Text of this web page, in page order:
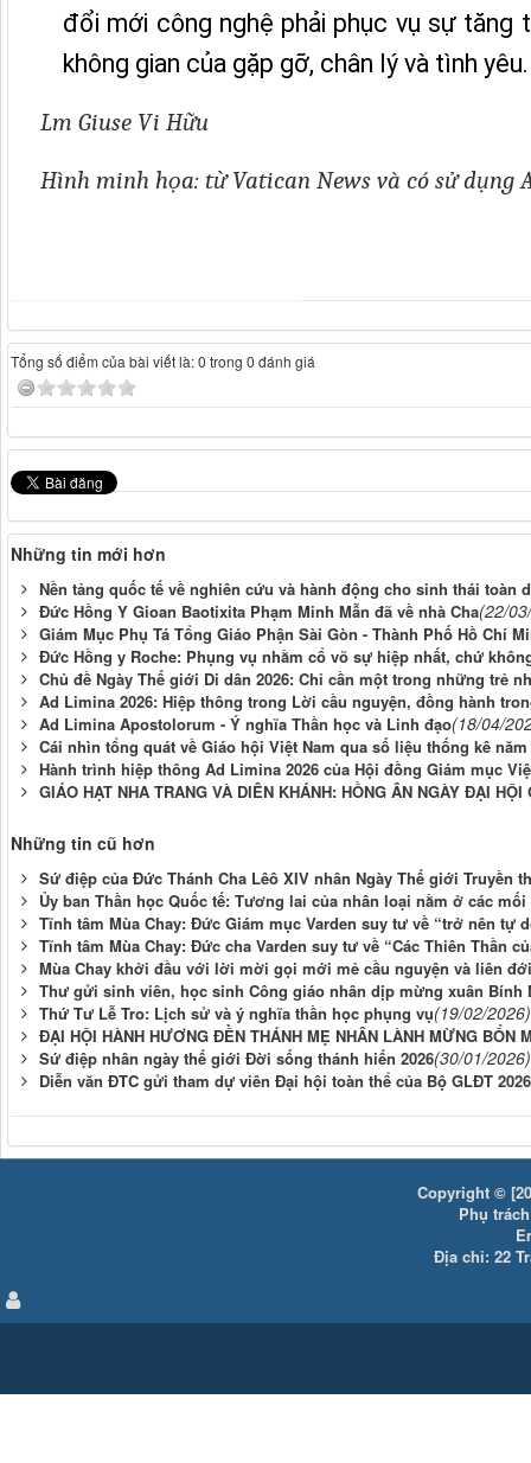
đổi mới công nghệ phải phục vụ sự
không gian của gặp gỡ, chân lý và tình yêu.
Lm Giuse Vi Hữu
Hình minh họa: từ Vatican News và có sử dụng
Tổng số điểm của bài viết là: 0 trong 0 đánh giá
Những tin mới hơn
Nền tảng quốc tế về nghiên cứu và hành động cho sinh thái toàn
Đức Hồng Y Gioan Baotixita Phạm Minh Mẫn đã về nhà Cha(22/
Giám Mục Phụ Tá Tổng Giáo Phận Sài Gòn - Thành Phố Hồ Chí
Đức Hồng y Roche: Phụng vụ nhằm cổ võ sự hiệp nhất, chứ
Chủ đề Ngày Thế giới Di dân 2026: Chỉ cần một trong những trẻ
Ad Limina 2026: Hiệp thông trong Lời cầu nguyện, đồng hành
Ad Limina Apostolorum - Ý nghĩa Thần học và Linh đạo(18/04/
Cái nhìn tổng quát về Giáo hội Việt Nam qua số liệu thống kê năm
Hành trình hiệp thông Ad Limina 2026 của Hội đồng Giám mục
GIÁO HẠT NHA TRANG VÀ DIÊN KHÁNH: HỒNG ÂN NGÀY ĐẠI
Những tin cũ hơn
Sứ điệp của Đức Thánh Cha Lêô XIV nhân Ngày Thế giới Truyền
Ủy ban Thần học Quốc tế: Tương lai của nhân loại nằm ở các
Tĩnh tâm Mùa Chay: Đức Giám mục Varden suy tư về “trở nên tự
Tĩnh tâm Mùa Chay: Đức cha Varden suy tư về “Các Thiên Thần
Mùa Chay khởi đầu với lời mời gọi mới mẻ cầu nguyện và liên
Thư gửi sinh viên, học sinh Công giáo nhân dịp mừng xuân Bính
Thứ Tư Lễ Tro: Lịch sử và ý nghĩa thần học phụng vụ(19/02/2026)
ĐẠI HỘI HÀNH HƯƠNG ĐỀN THÁNH MẸ NHÂN LÀNH MỪNG BỔN
Sứ điệp nhân ngày thế giới Đời sống thánh hiến 2026(30/01/2026)
Diễn văn ĐTC gửi tham dự viên Đại hội toàn thể của Bộ GLĐT 2026
Copyright ©
Phụ
Địa chỉ: 22